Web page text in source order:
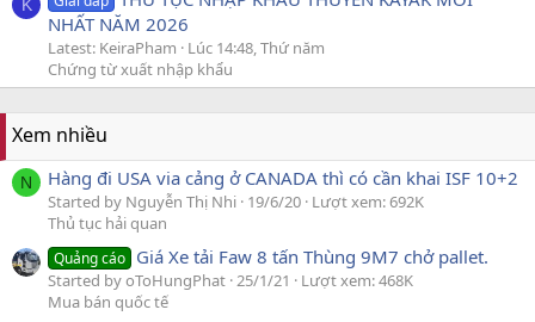
K
NHẤT NĂM 2026
Latest: KeiraPham
Lúc 14:48, Thứ năm
Chứng từ xuất nhập khẩu
Xem nhiều
N Hàng đi USA via cảng ở CANADA thì có cần khai ISF 10+2
Started by Nguyễn Thị Nhi 19/6/20 Lượt xem: 692K
Thủ tục hải quan
Quảng cáo Giá Xe tải Faw 8 tấn Thùng 9M7 chở pallet.
Started by oToHungPhat 25/1/21
Lượt xem: 468K
Mua bán quốc tế